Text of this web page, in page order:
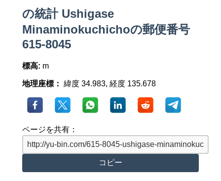
の統計 Ushigase
Minaminokuchichoの郵便番号
615-8045
標高: m
地理座標： 緯度 34.983, 経度 135.678
ページを共有：
コピー